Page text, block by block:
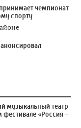
чемпионат
спорту
музыкальный театр
фестивале «Россия –